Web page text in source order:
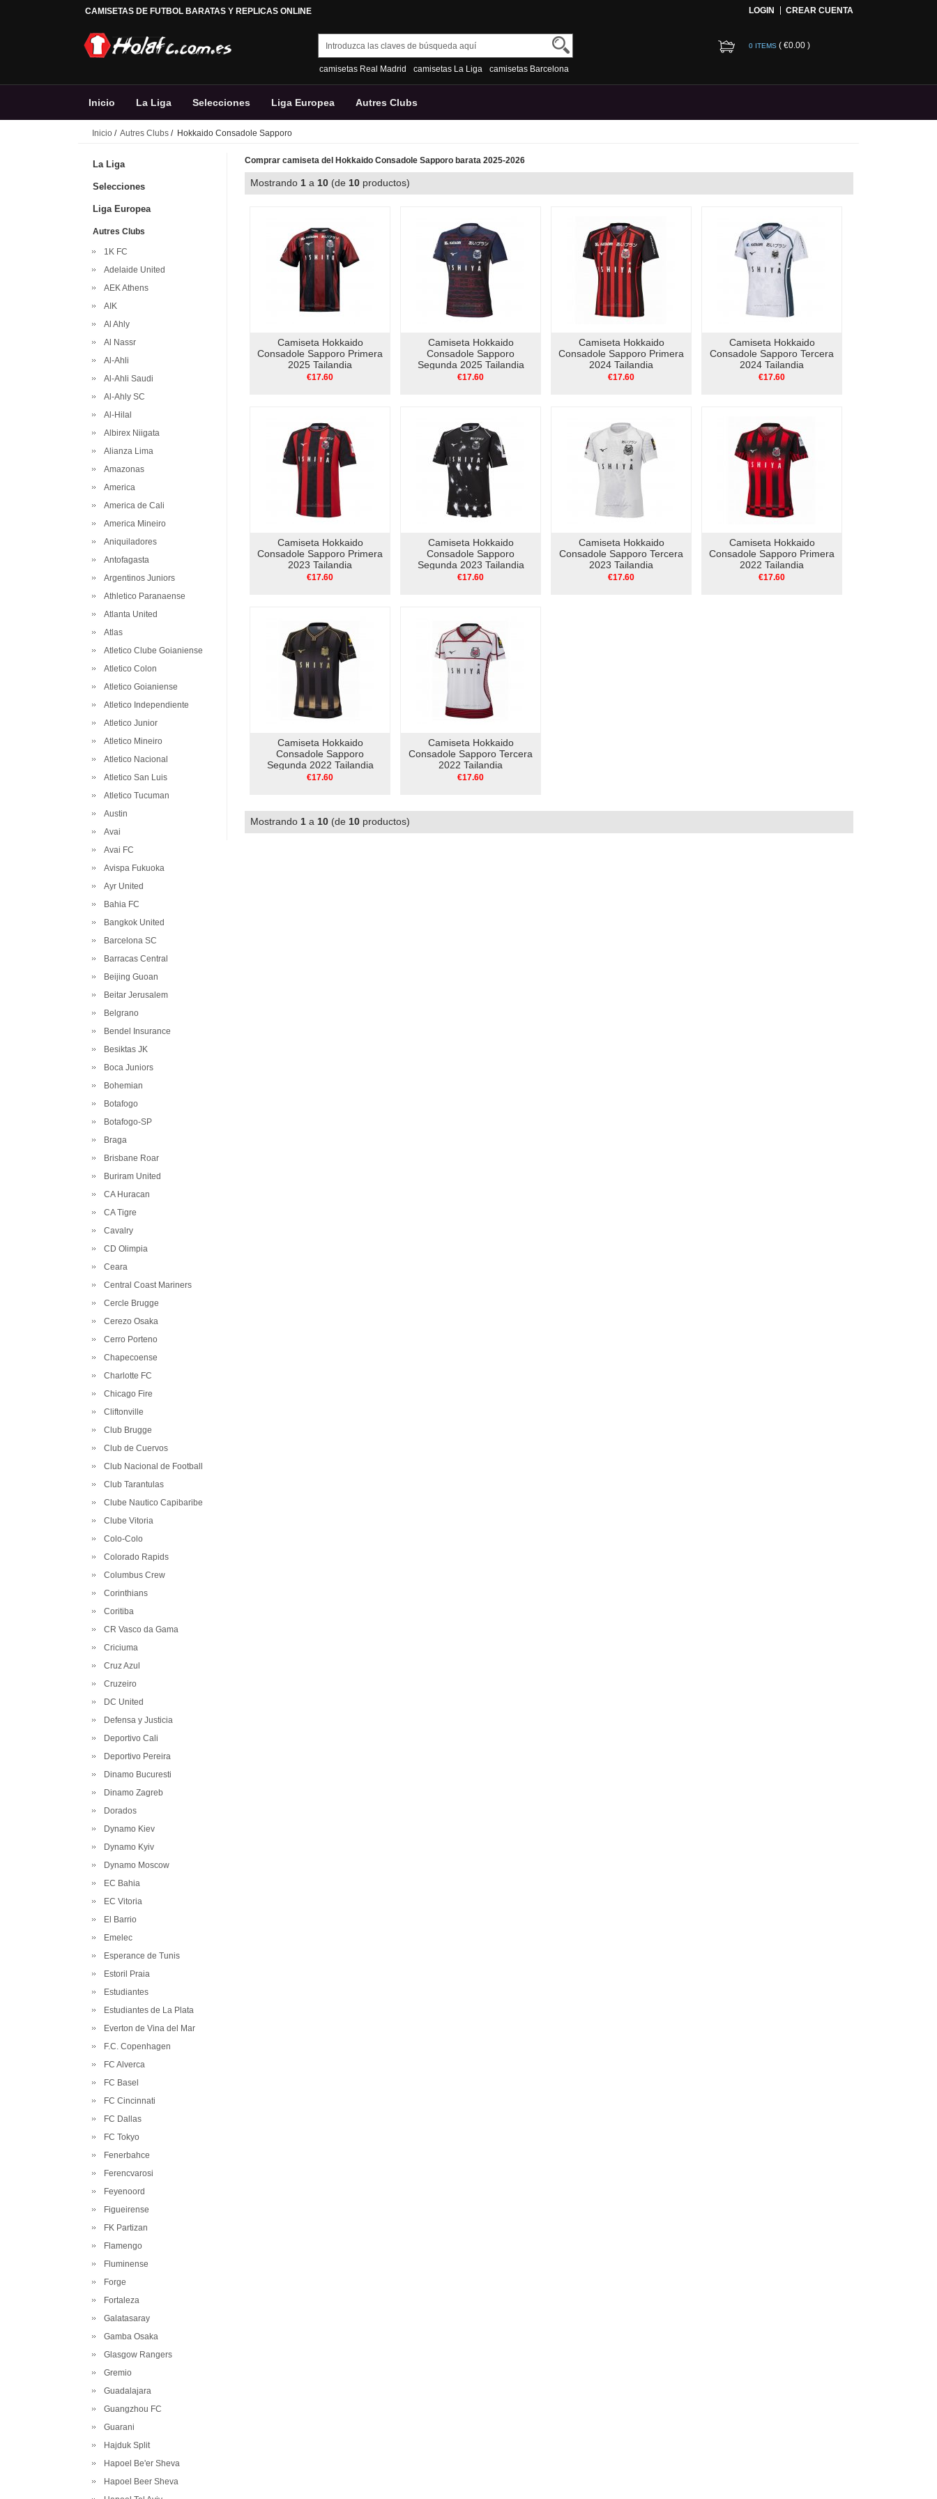
CAMISETAS DE FUTBOL BARATAS Y REPLICAS ONLINE LOGIN CREAR CUENTA
camisetas Real Madrid camisetas La Liga camisetas Barcelona
0 ITEMS ( €0.00 )
Inicio La Liga Selecciones Liga Europea Autres Clubs
Inicio / Autres Clubs / Hokkaido Consadole Sapporo
La Liga
Selecciones
Liga Europea
Autres Clubs
1K FC
Adelaide United
AEK Athens
AIK
Al Ahly
Al Nassr
Al-Ahli
Al-Ahli Saudi
Al-Ahly SC
Al-Hilal
Albirex Niigata
Alianza Lima
Amazonas
America
America de Cali
America Mineiro
Aniquiladores
Antofagasta
Argentinos Juniors
Athletico Paranaense
Atlanta United
Atlas
Atletico Clube Goianiense
Atletico Colon
Atletico Goianiense
Atletico Independiente
Atletico Junior
Atletico Mineiro
Atletico Nacional
Atletico San Luis
Atletico Tucuman
Austin
Avai
Avai FC
Avispa Fukuoka
Ayr United
Bahia FC
Bangkok United
Barcelona SC
Barracas Central
Beijing Guoan
Beitar Jerusalem
Belgrano
Bendel Insurance
Besiktas JK
Boca Juniors
Bohemian
Botafogo
Botafogo-SP
Braga
Brisbane Roar
Buriram United
CA Huracan
CA Tigre
Cavalry
CD Olimpia
Ceara
Central Coast Mariners
Cercle Brugge
Cerezo Osaka
Cerro Porteno
Chapecoense
Charlotte FC
Chicago Fire
Cliftonville
Club Brugge
Club de Cuervos
Club Nacional de Football
Club Tarantulas
Clube Nautico Capibaribe
Clube Vitoria
Colo-Colo
Colorado Rapids
Columbus Crew
Corinthians
Coritiba
CR Vasco da Gama
Criciuma
Cruz Azul
Cruzeiro
DC United
Defensa y Justicia
Deportivo Cali
Deportivo Pereira
Dinamo Bucuresti
Dinamo Zagreb
Dorados
Dynamo Kiev
Dynamo Kyiv
Dynamo Moscow
EC Bahia
EC Vitoria
El Barrio
Emelec
Esperance de Tunis
Estoril Praia
Estudiantes
Estudiantes de La Plata
Everton de Vina del Mar
F.C. Copenhagen
FC Alverca
FC Basel
FC Cincinnati
FC Dallas
FC Tokyo
Fenerbahce
Ferencvarosi
Feyenoord
Figueirense
FK Partizan
Flamengo
Fluminense
Forge
Fortaleza
Galatasaray
Gamba Osaka
Glasgow Rangers
Gremio
Guadalajara
Guangzhou FC
Guarani
Hajduk Split
Hapoel Be'er Sheva
Hapoel Beer Sheva
Comprar camiseta del Hokkaido Consadole Sapporo barata 2025-2026
Mostrando 1 a 10 (de 10 productos)
Camiseta Hokkaido
Consadole Sapporo Primera
2025 Tailandia
€17.60
Camiseta Hokkaido
Consadole Sapporo
Segunda 2025 Tailandia
€17.60
Camiseta Hokkaido
Consadole Sapporo Primera
2024 Tailandia
€17.60
Camiseta Hokkaido
Consadole Sapporo Tercera
2024 Tailandia
€17.60
Camiseta Hokkaido
Consadole Sapporo Primera
2023 Tailandia
€17.60
Camiseta Hokkaido
Consadole Sapporo
Segunda 2023 Tailandia
€17.60
Camiseta Hokkaido
Consadole Sapporo Tercera
2023 Tailandia
€17.60
Camiseta Hokkaido
Consadole Sapporo Primera
2022 Tailandia
€17.60
Camiseta Hokkaido
Consadole Sapporo
Segunda 2022 Tailandia
€17.60
Camiseta Hokkaido
Consadole Sapporo Tercera
2022 Tailandia
€17.60
Mostrando 1 a 10 (de 10 productos)